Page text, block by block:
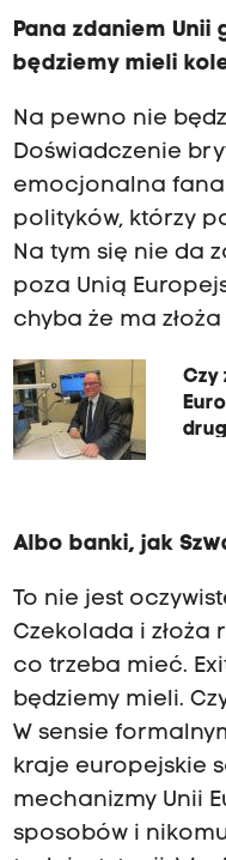
Pana zdaniem Unii
będziemy mieli
Na pewno nie
Doświadczenie
emocjonalna
polityków, którzy
Na tym się nie da
poza Unią
chyba że ma
Czy
Albo banki, jak
To nie jest
Czekolada i złoża
co trzeba mieć.
będziemy mieli.
W sensie
kraje europejskie
mechanizmy Unii
sposobów i